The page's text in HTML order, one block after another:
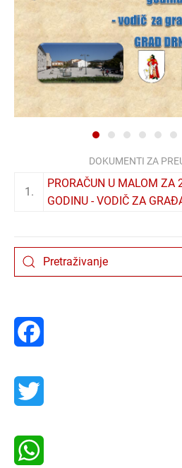
01 02 03 04 05
DOKUMENTI ZA
1.
PRORAČUN U MALOM ZA
GODINU - VODIČ ZA